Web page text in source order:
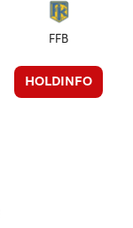
FFB
HOLDINFO